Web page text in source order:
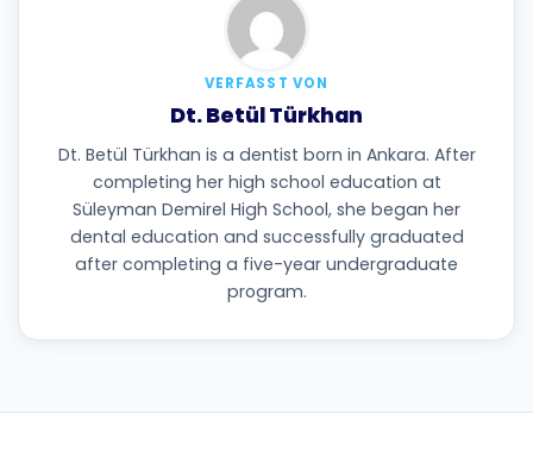
VERFASST VON
Dt. Betül Türkhan
Dt. Betül Türkhan is a dentist born in Ankara. After
completing her high school education at
Süleyman Demirel High School, she began her
dental education and successfully graduated
after completing a five-year undergraduate
program.